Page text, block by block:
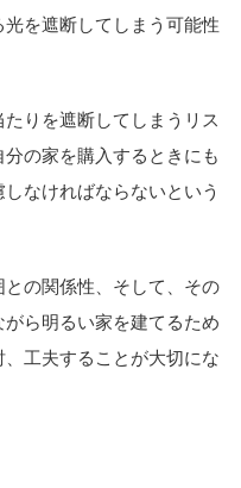
を遮断してしまう可能性
りを遮断してしまうリス
の家を購入するときにも
なければならないという
の関係性、そして、その
ら明るい家を建てるため
工夫することが大切にな